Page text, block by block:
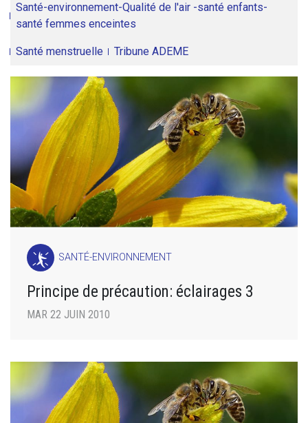
Santé-environnement-Qualité de l'air -santé enfants-
santé femmes enceintes
Santé menstruelle Tribune ADEME
SANTÉ-ENVIRONNEMENT
Principe de précaution: éclairages 3
MAR 22 JUIN 2010